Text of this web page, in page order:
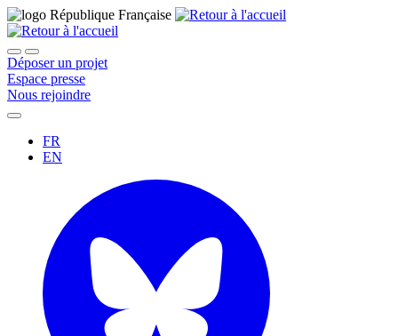
Déposer un projet
Espace presse
Nous rejoindre
FR
EN